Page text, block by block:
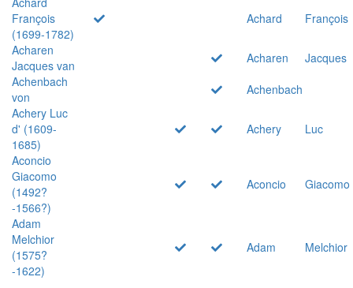
François
(1699-1782)
Achard
François
Acharen
Jacques van
Acharen
Jacques
Achenbach
von
Achenbach
Achery Luc
d' (1609-
1685)
Achery
Luc
Aconcio
Giacomo
(1492?
-1566?)
Aconcio Giacomo
Adam
Melchior
(1575?
-1622)
Adam Melchior